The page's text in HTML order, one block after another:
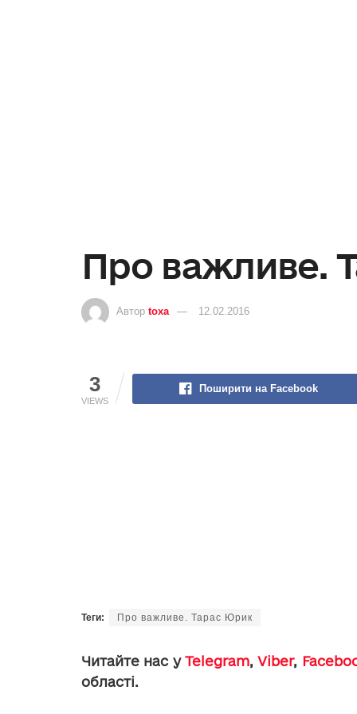
Про важливе.
Автор toxa 12.02.2016
3
VIEWS
Поширити на Facebook
Теги: Про важливе. Тарас Юрик
Читайте нас уTelegram,Viber,
області.